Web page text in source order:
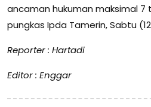
ancaman hukuman maksimal 7
pungkas Ipda Tamerin, Sabtu
Reporter : Hartadi
Editor : Enggar